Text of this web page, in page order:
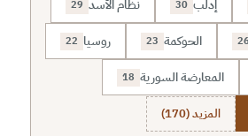
إدلب 30 نظام الأسد 29
الحوكمة 23 روسيا 22
المعارضة السورية 18
المزيد (170)